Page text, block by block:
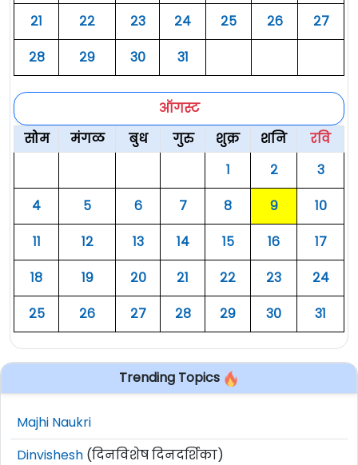
२१
२२ २३ २४ २५ २६
२७
२८
२९ ३० ३१
ऑगस्ट
सोम
मंगळ बुध गुरु शुक्र शनि
रवि
१
२
३
४
५ ६ ७ ८ ९
१०
११
१२ १३ १४ १५ १६
१७
१८
१९ २० २१ २२ २३
२४
२५
२६ २७ २८ २९ ३० ३१
Trending Topics
Majhi Naukri
Dinvishesh (दिनविशेष दिनदर्शिका)